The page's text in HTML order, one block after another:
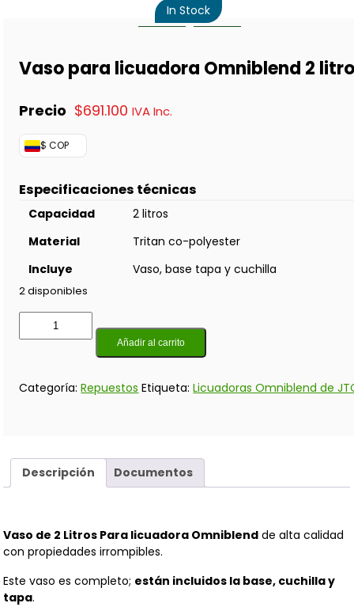
Vaso para licuadora Omniblend 2
$691.100 IVA Inc.
$ COP
In Stock
Especificaciones técnicas
Capacidad
2 litros
Material
Tritan co-polyester
Incluye
Vaso, base tapa y cuchilla
2 disponibles
Añadir al carrito
Categoría:Repuestos Etiqueta:Licuadoras Omniblend de
Descripción Documentos
Vaso de 2 Litros Para licuadora Omniblend de alta calidad
con propiedades irrompibles.
Este vaso es completo; están incluidos la base, cuchilla y
tapa.